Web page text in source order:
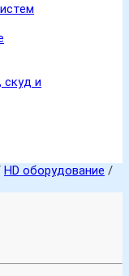
скуд и
HD оборудование /